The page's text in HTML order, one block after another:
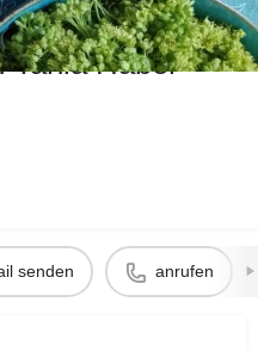
&
Tania Habel
senden anrufen